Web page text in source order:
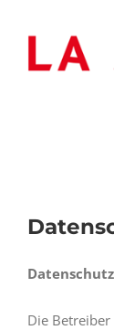
content
Datenschutz
Die